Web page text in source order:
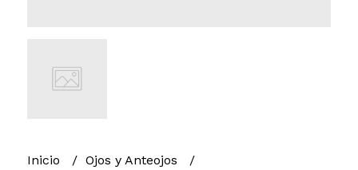
Inicio
Ojos y Anteojos